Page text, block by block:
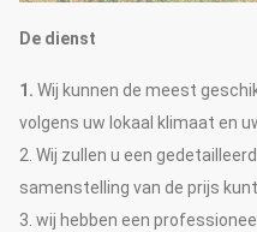
De dienst
1. Wij kunnen de meest
volgens uw lokaal klimaat en
2. Wij zullen u een
samenstelling van de prijs kunt
3. wij hebben een